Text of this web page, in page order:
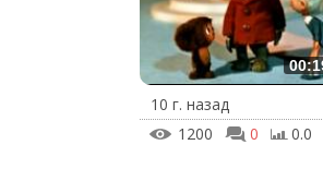
10 г. назад
1200
0 0.0